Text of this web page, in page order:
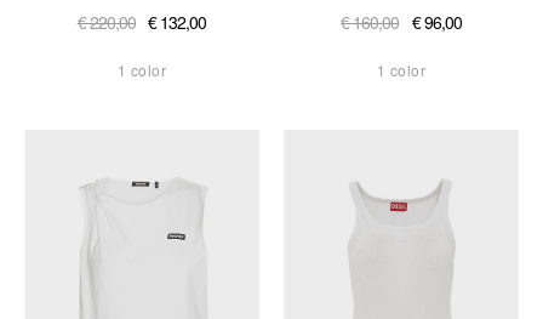
€ 220,00 € 132,00
1 color
€ 160,00 € 96,00
1 color